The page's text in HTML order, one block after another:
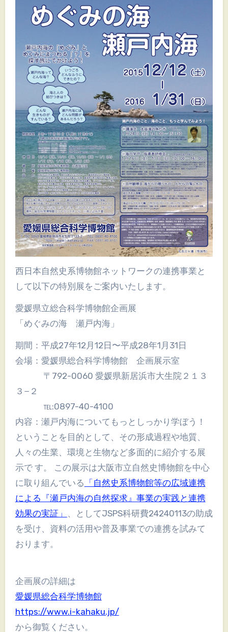
西日本自然史系博物館ネットワークの連携事業と
して以下の特別展をご案内いたします。
愛媛県立総合科学博物館企画展
「めぐみの海 瀬戸内海」
期間：平成27年12月12日〜平成28年1月31日
会場：愛媛県総合科学博物館 企画展示室
〒792-0060 愛媛県新居浜市大生院２１３
３−２
℡:0897-40-4100
内容：瀬戸内海についてもっとしっかり学ぼう！
ということを目的として、その形成過程や地質、
人々の生業、環境と生物など多面的に紹介する展
示で す。 この展示は大阪市立自然史博物館を中心
に取り組んでいる 「自然史系博物館等の広域連携
による『瀬戸内海の自然探求』事業の実践と連携
効果の実証」
、としてJSPS科研費24240113の助成
を受け、資料の活用や普及事業での連携を試みて
おります。
企画展の詳細は
愛媛県総合科学博物館
https://www.i-kahaku.jp/
から御覧ください。